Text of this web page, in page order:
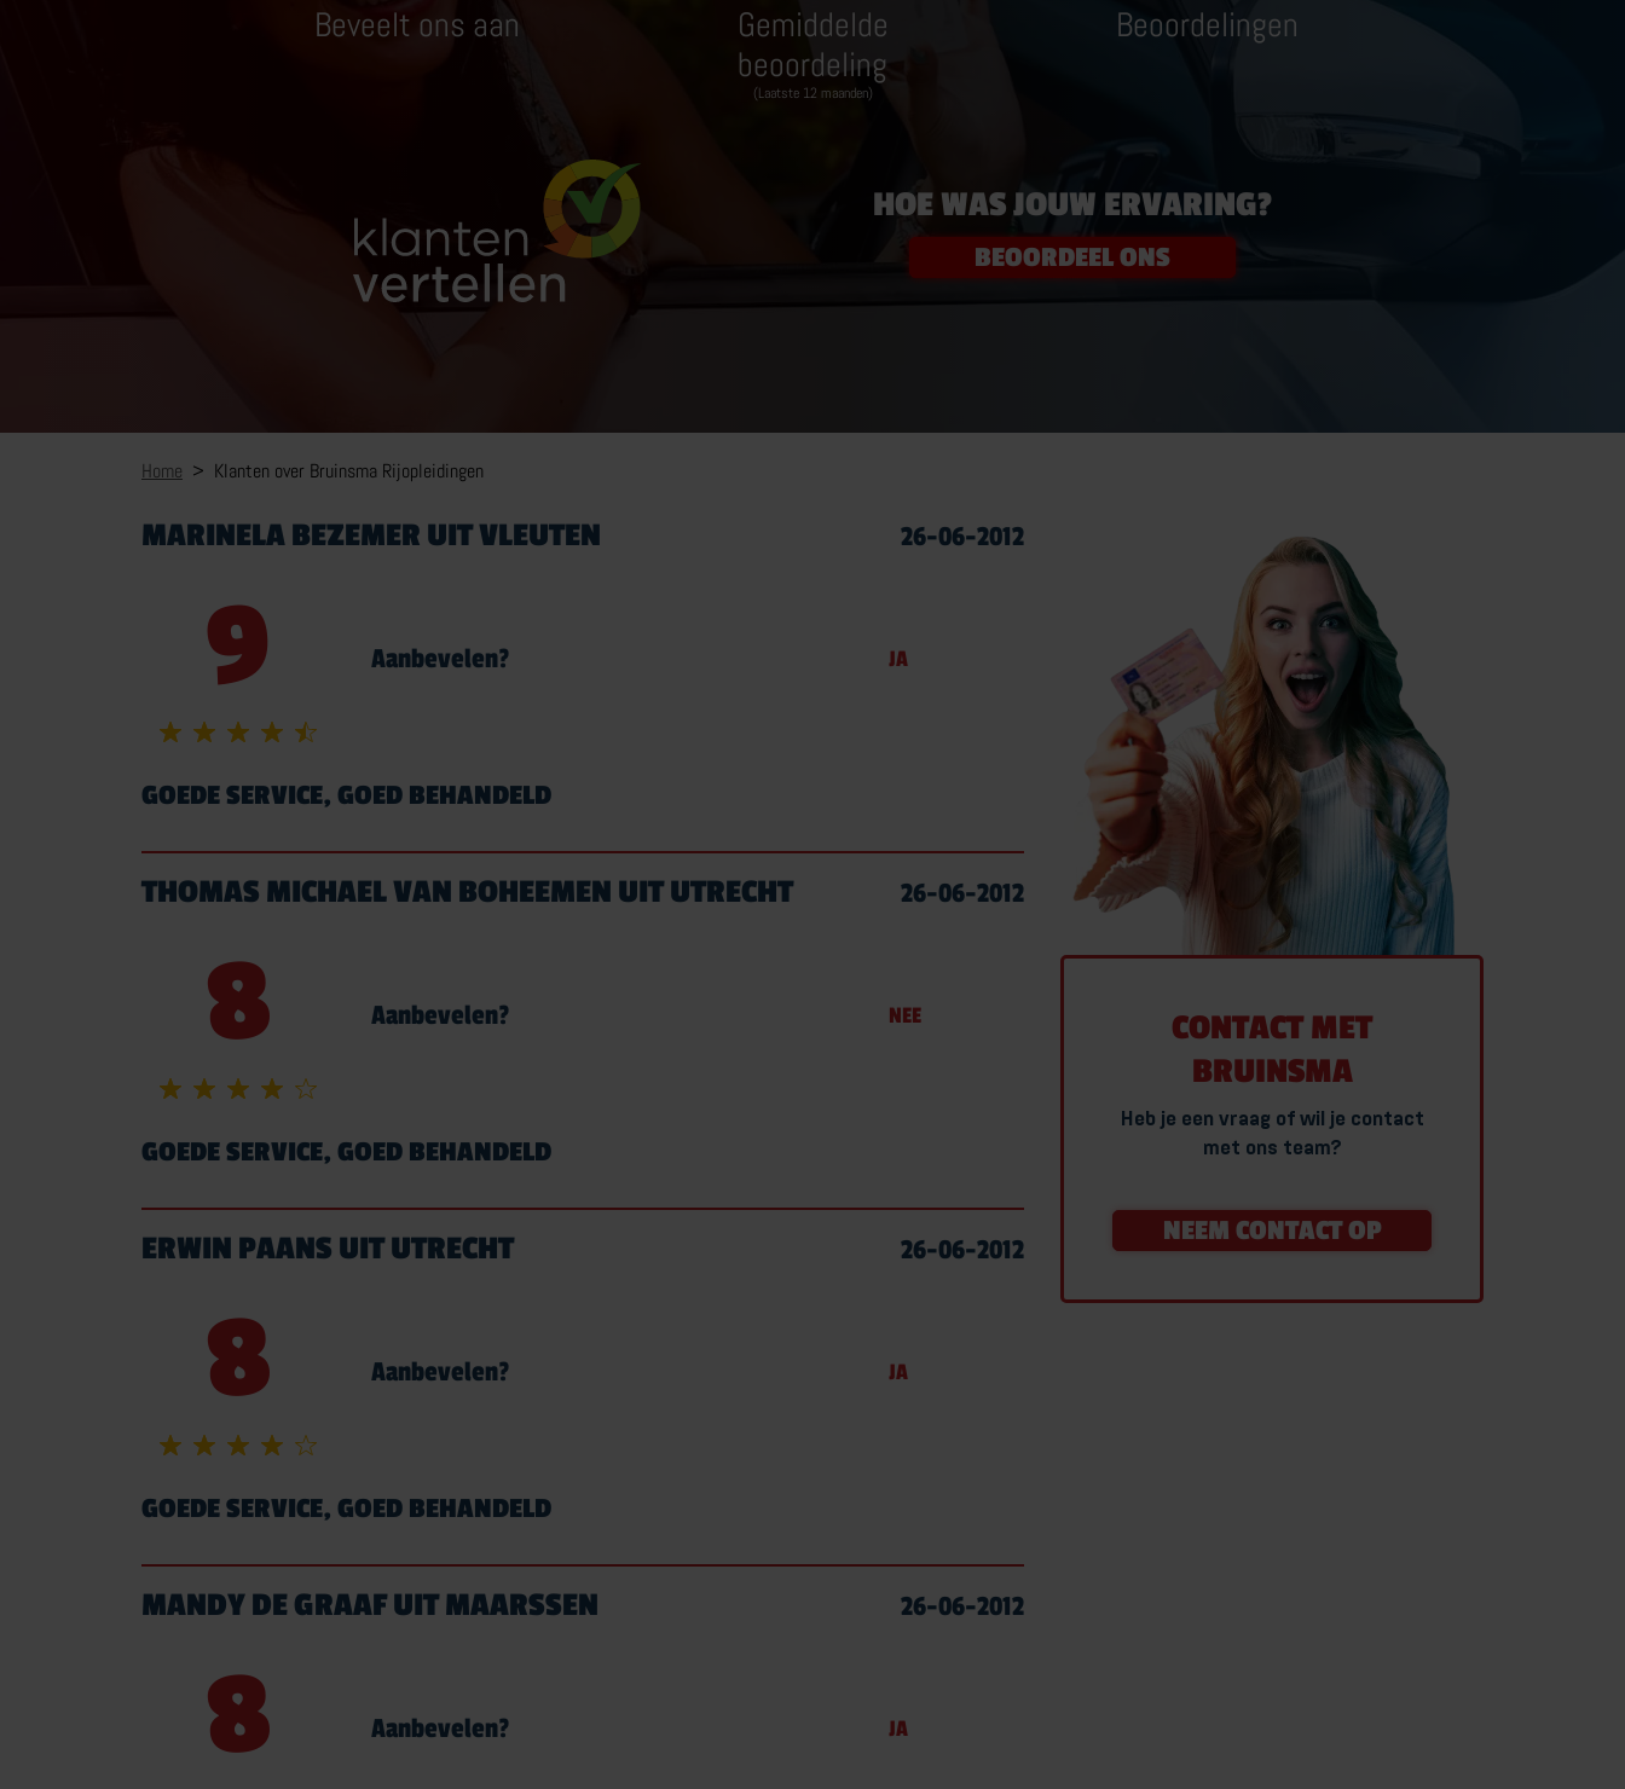
Beveelt ons aan
Gemiddelde
beoordeling
(Laatste 12 maanden)
Beoordelingen
HOE WAS JOUW ERVARING?
BEOORDEEL ONS
Home Klanten over Bruinsma Rijopleidingen
MARINELA BEZEMER UIT VLEUTEN 26-06-2012
9 Aanbevelen? JA
GOEDE SERVICE, GOED BEHANDELD
THOMAS MICHAEL VAN BOHEEMEN UIT UTRECHT 26-06-2012
8 Aanbevelen? NEE
GOEDE SERVICE, GOED BEHANDELD
ERWIN PAANS UIT UTRECHT 26-06-2012
8 Aanbevelen? JA
GOEDE SERVICE, GOED BEHANDELD
MANDY DE GRAAF UIT MAARSSEN 26-06-2012
8 Aanbevelen? JA
CONTACT MET
BRUINSMA
Heb je een vraag of wil je contact
met ons team?
NEEM CONTACT OP
MEER OVER MOTORRIJBEWIJS
CAMPER RIJBEWIJS
CAMPERRIJBEWIJS NKC
MEER OVER CAMPER RIJBEWIJS
C1 BEROEPSMATIG
MEER OVER TRANSPORT RIJBEWIJS